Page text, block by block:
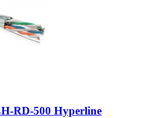
RD-500 Hyperline